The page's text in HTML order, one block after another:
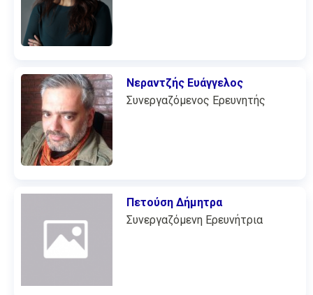
Νεραντζής Ευάγγελος
Συνεργαζόμενος Ερευνητής
Πετούση Δήμητρα
Συνεργαζόμενη Ερευνήτρια